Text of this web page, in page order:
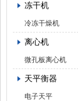
冻干机
冷冻干燥机
离心机
微孔板离心机
天平衡器
电子天平